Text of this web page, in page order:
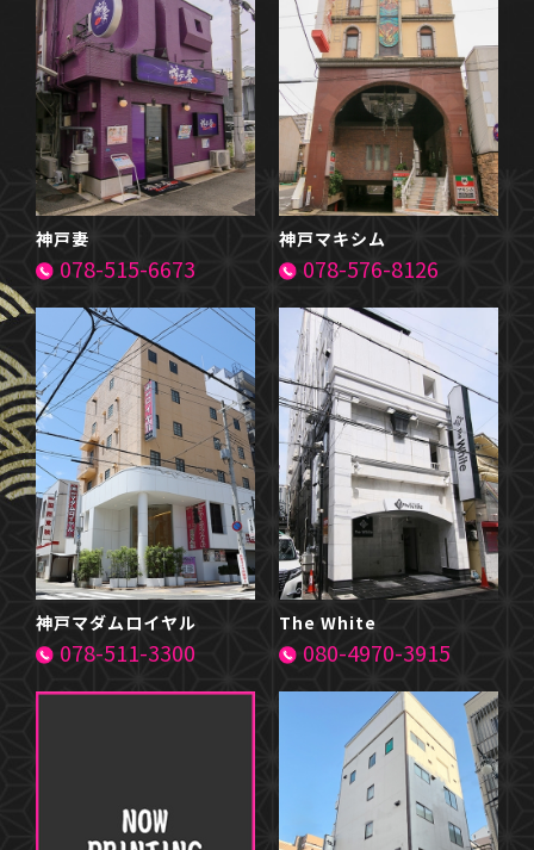
神戸妻
078-515-6673
神戸マキシム
078-576-8126
神戸マダムロイヤル
078-511-3300
The White
080-4970-3915